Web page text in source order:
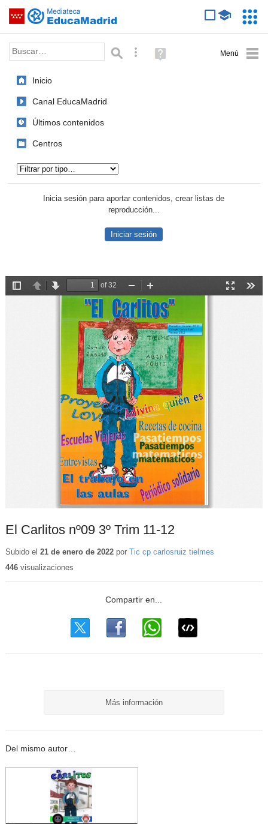
Saltar navegación
Palabra o frase: Búsqueda avanzada
Ayuda
(en
Inicio
Canal EducaMadrid
Últimos contenidos
Centros
Inicia sesión para aportar contenidos, crear listas de
reproducción...
Iniciar sesión
El Carlitos nº09 3º Trim 11-12
Subido el 21 de enero de 2022por Tic cp carlosruiz tielmes
446visualizaciones
Más información
Del mismo autor…